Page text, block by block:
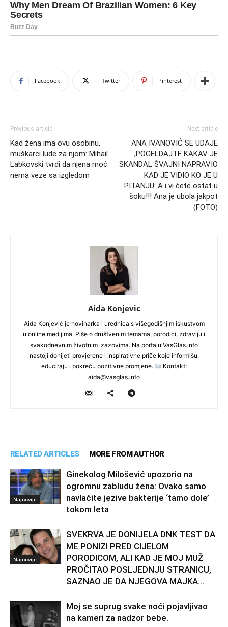
Facebook Twitter Pinterest
Previous article
Kad žena ima ovu osobinu,
muškarci lude za njom: Mihail
Labkovski tvrdi da njena moć
nema veze sa izgledom
Next article
ANA IVANOVIĆ SE UDAJE
,POGELDAJTE KAKAV JE
SKANDAL ŠVAJNI NAPRAVIO
KAD JE VIDIO KO JE U
PITANJU: A i vi ćete ostat u
šoku!!! Ana je ubola jakpot
(FOTO)
Aida Konjevic
Aida Konjević je novinarka i urednica s višegodišnjim iskustvom
u online medijima. Piše o društvenim temama, porodici, zdravlju i
svakodnevnim životnim izazovima. Na portalu VasGlas.info
nastoji donijeti provjerene i inspirativne priče koje informišu,
educiraju i pokreću pozitivne promjene.
Kontakt:
aida@vasglas.info
RELATED ARTICLES MORE FROM AUTHOR
Najnovije
Ginekolog Milošević upozorio na
ogromnu zabludu žena: Ovako samo
navlačite jezive bakterije ‘tamo dole’
tokom leta
Najnovije
SVEKRVA JE DONIJELA DNK TEST DA
ME PONIZI PRED CIJELOM
PORODICOM, ALI KAD JE MOJ MUŽ
PROČITAO POSLJEDNJU STRANICU,
SAZNAO JE DA NJEGOVA MAJKA...
Moj se suprug svake noći pojavljivao
na kameri za nadzor bebe.